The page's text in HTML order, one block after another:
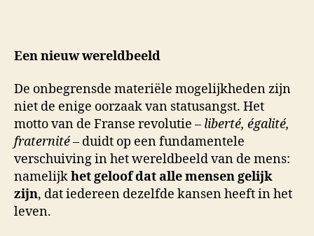
Een nieuw wereldbeeld
De onbegrensde materiële mogelijkheden zijn
niet de enige oorzaak van statusangst. Het
motto van de Franse revolutie – liberté, égalité,
fraternité– duidt op een fundamentele
verschuiving in het wereldbeeld van de mens:
namelijkhet geloof dat alle mensen gelijk
zijn, dat iedereen dezelfde kansen heeft in het
leven.